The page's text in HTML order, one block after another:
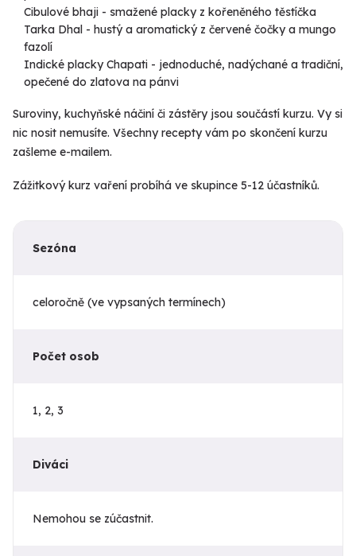
Cibulové bhaji - smažené placky z kořeněného těstíčka
Tarka Dhal - hustý a aromatický z červené čočky a mungo
fazolí
Indické placky Chapati - jednoduché, nadýchané a tradiční,
opečené do zlatova na pánvi
Suroviny, kuchyňské náčiní či zástěry jsou součástí kurzu. Vy si
nic nosit nemusíte. Všechny recepty vám po skončení kurzu
zašleme e-mailem.
Zážitkový kurz vaření probíhá ve skupince 5-12 účastníků.
Sezóna
celoročně (ve vypsaných termínech)
Počet osob
1, 2, 3
Diváci
Nemohou se zúčastnit.